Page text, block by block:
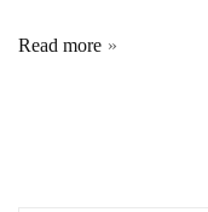
Read more